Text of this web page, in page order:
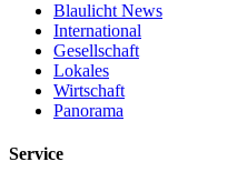
Blaulicht News
International
Gesellschaft
Lokales
Wirtschaft
Panorama
Service